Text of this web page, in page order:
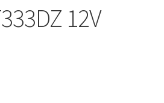
12V